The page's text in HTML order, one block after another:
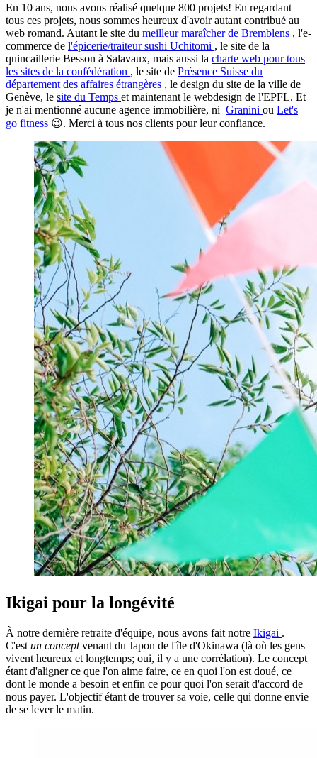
En 10 ans, nous avons réalisé quelque 800 projets! En regardant
tous ces projets, nous sommes heureux d'avoir autant contribué au
web romand. Autant le site du meilleur maraîcher de Bremblens , l'e-
commerce de l'épicerie/traiteur sushi Uchitomi , le site de la
quincaillerie Besson à Salavaux, mais aussi la charte web pour tous
les sites de la confédération , le site de Présence Suisse du
département des affaires étrangères , le design du site de la ville de
Genève, le site du Temps et maintenant le webdesign de l'EPFL. Et
je n'ai mentionné aucune agence immobilière, ni Granini ou Let's
go fitness 😉. Merci à tous nos clients pour leur confiance.
Ikigai pour la longévité
À notre dernière retraite d'équipe, nous avons fait notre Ikigai .
C'est un conceptvenant du Japon de l'île d'Okinawa (là où les gens
vivent heureux et longtemps; oui, il y a une corrélation). Le concept
étant d'aligner ce que l'on aime faire, ce en quoi l'on est doué, ce
dont le monde a besoin et enfin ce pour quoi l'on serait d'accord de
nous payer. L'objectif étant de trouver sa voie, celle qui donne envie
de se lever le matin.